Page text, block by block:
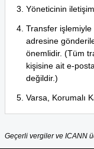
Yöneticinin
Transfer işlemiyle
adresine
önemlidir. (Tüm
kişisine ait e-
değildir.)
Varsa, Korumalı
Geçerli vergiler ve ICANN